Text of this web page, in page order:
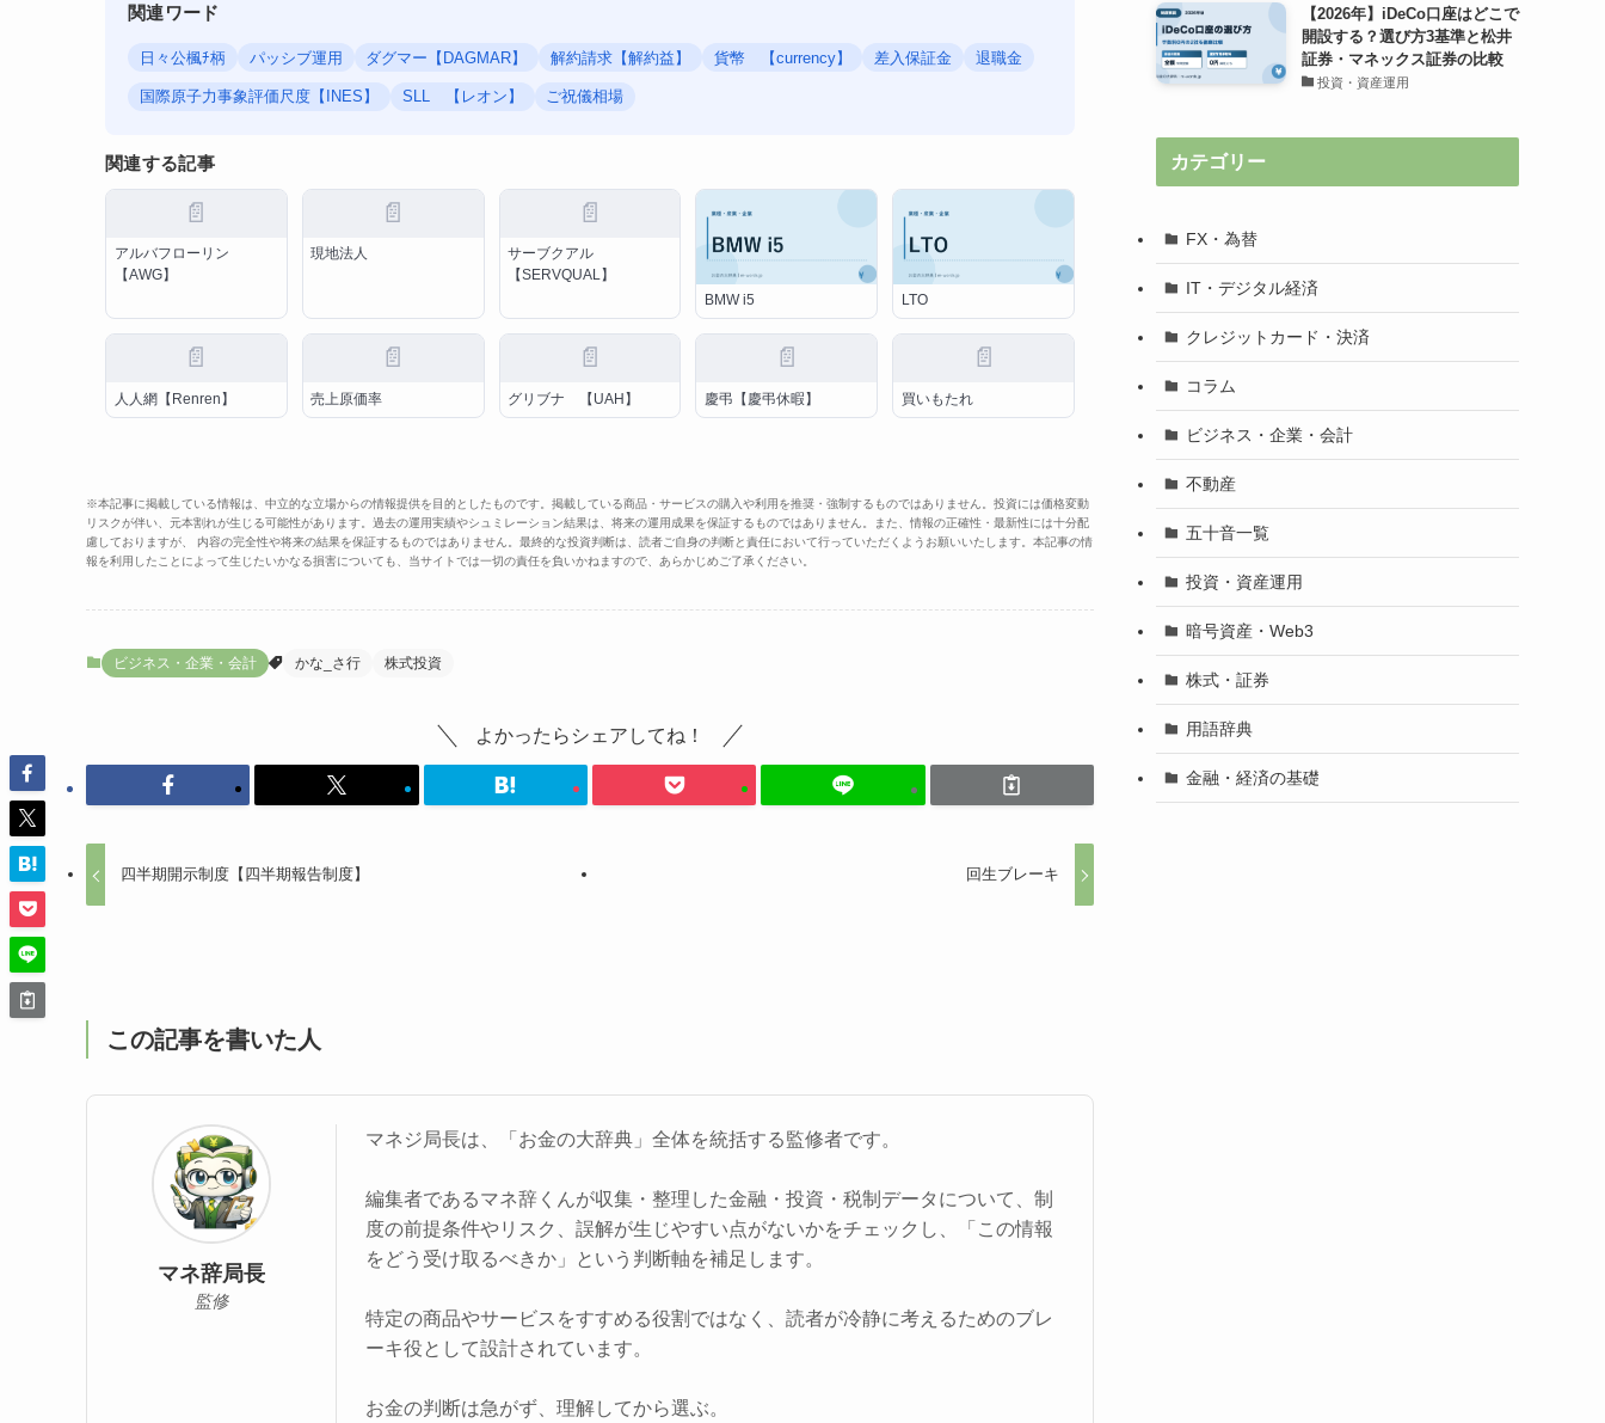
関連ワード
日々公楓ﾁ柄 パッシブ運用 ダグマー【DAGMAR】 解約請求【解約益】 貨幣 【currency】 差入保証金 退職金
国際原子力事象評価尺度【INES】 SLL 【レオン】 ご祝儀相場
関連する記事
📄
アルバフローリン
【AWG】
📄
現地法人
📄
サーブクアル
【SERVQUAL】
BMW i5
LTO
📄
人人網【Renren】
📄
売上原価率
📄
グリブナ 【UAH】
📄
慶弔【慶弔休暇】
📄
買いもたれ
※本記事に掲載している情報は、中立的な立場からの情報提供を目的としたものです。掲載している商品・サービスの購入や利用を推奨・強制するものではありません。投資には価格変動
リスクが伴い、元本割れが生じる可能性があります。過去の運用実績やシュミレーション結果は、将来の運用成果を保証するものではありません。また、情報の正確性・最新性には十分配
慮しておりますが、 内容の完全性や将来の結果を保証するものではありません。最終的な投資判断は、読者ご自身の判断と責任において行っていただくようお願いいたします。本記事の情
報を利用したことによって生じたいかなる損害についても、当サイトでは一切の責任を負いかねますので、あらかじめご了承ください。
ビジネス・企業・会計 かな_さ行 株式投資
よかったらシェアしてね！
四半期開示制度【四半期報告制度】 回生ブレーキ
この記事を書いた人
マネ辞局長
監修
マネジ局長は、「お金の大辞典」全体を統括する監修者です。
編集者であるマネ辞くんが収集・整理した金融・投資・税制データについて、制
度の前提条件やリスク、誤解が生じやすい点がないかをチェックし、「この情報
をどう受け取るべきか」という判断軸を補足します。
特定の商品やサービスをすすめる役割ではなく、読者が冷静に考えるためのブレ
ーキ役として設計されています。
お金の判断は急がず、理解してから選ぶ。
【2026年】iDeCo口座はどこで
開設する？選び方3基準と松井
証券・マネックス証券の比較
投資・資産運用
カテゴリー
FX・為替
IT・デジタル経済
クレジットカード・決済
コラム
ビジネス・企業・会計
不動産
五十音一覧
投資・資産運用
暗号資産・Web3
株式・証券
用語辞典
金融・経済の基礎